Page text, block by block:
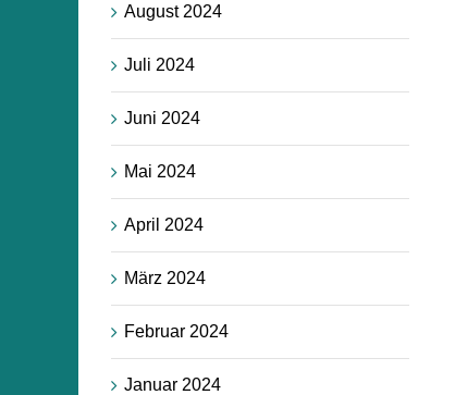
August 2024
Juli 2024
Juni 2024
Mai 2024
April 2024
März 2024
Februar 2024
Januar 2024